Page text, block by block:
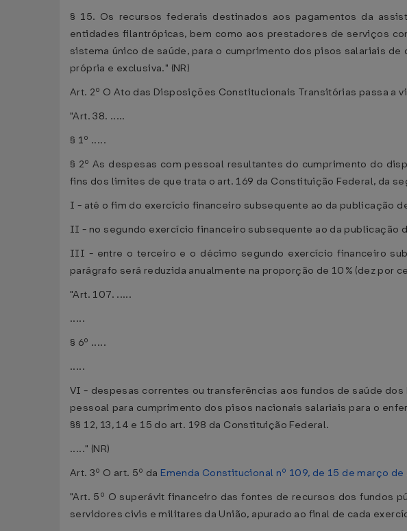
§ 15. Os recursos federais destinados aos pagamentos da
entidades filantrópicas, bem como aos prestadores de serviços
sistema único de saúde, para o cumprimento dos pisos salariais
própria e exclusiva." (NR)
Art. 2º O Ato das Disposições Constitucionais Transitórias passa a
"Art. 38. .....
§ 1º .....
§ 2º As despesas com pessoal resultantes do cumprimento do
fins dos limites de que trata o art. 169 da Constituição Federal, da
I - até o fim do exercício financeiro subsequente ao da publicação
II - no segundo exercício financeiro subsequente ao da publicação
III - entre o terceiro e o décimo segundo exercício financeiro
parágrafo será reduzida anualmente na proporção de 10% (dez por
"Art. 107. .....
.....
§ 6º .....
.....
VI - despesas correntes ou transferências aos fundos de saúde
pessoal para cumprimento dos pisos nacionais salariais para o
§§ 12, 13, 14 e 15 do art. 198 da Constituição Federal.
....." (NR)
Art. 3º O art. 5º da Emenda Constitucional nº 109, de 15 de março de
"Art. 5º O superávit financeiro das fontes de recursos dos fundos
servidores civis e militares da União, apurado ao final de cada